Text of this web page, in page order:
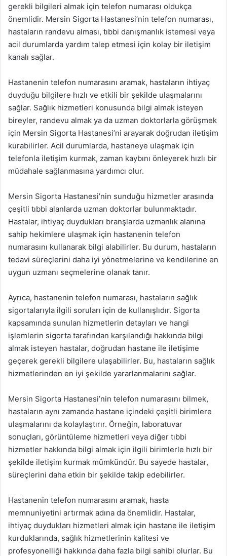
gerekli bilgileri almak için telefon numarası oldukça
önemlidir. Mersin Sigorta Hastanesi’nin telefon numarası,
hastaların randevu alması, tıbbi danışmanlık istemesi veya
acil durumlarda yardım talep etmesi için kolay bir iletişim
kanalı sağlar.
Hastanenin telefon numarasını aramak, hastaların ihtiyaç
duyduğu bilgilere hızlı ve etkili bir şekilde ulaşmalarını
sağlar. Sağlık hizmetleri konusunda bilgi almak isteyen
bireyler, randevu almak ya da uzman doktorlarla görüşmek
için Mersin Sigorta Hastanesi’ni arayarak doğrudan iletişim
kurabilirler. Acil durumlarda, hastaneye ulaşmak için
telefonla iletişim kurmak, zaman kaybını önleyerek hızlı bir
müdahale sağlanmasına yardımcı olur.
Mersin Sigorta Hastanesi’nin sunduğu hizmetler arasında
çeşitli tıbbi alanlarda uzman doktorlar bulunmaktadır.
Hastalar, ihtiyaç duydukları branşlarda uzmanlık alanına
sahip hekimlere ulaşmak için hastanenin telefon
numarasını kullanarak bilgi alabilirler. Bu durum, hastaların
tedavi süreçlerini daha iyi yönetmelerine ve kendilerine en
uygun uzmanı seçmelerine olanak tanır.
Ayrıca, hastanenin telefon numarası, hastaların sağlık
sigortalarıyla ilgili soruları için de kullanışlıdır. Sigorta
kapsamında sunulan hizmetlerin detayları ve hangi
işlemlerin sigorta tarafından karşılandığı hakkında bilgi
almak isteyen hastalar, doğrudan hastane ile iletişime
geçerek gerekli bilgilere ulaşabilirler. Bu, hastaların sağlık
hizmetlerinden en iyi şekilde yararlanmalarını sağlar.
Mersin Sigorta Hastanesi’nin telefon numarasını bilmek,
hastaların aynı zamanda hastane içindeki çeşitli birimlere
ulaşmalarını da kolaylaştırır. Örneğin, laboratuvar
sonuçları, görüntüleme hizmetleri veya diğer tıbbi
hizmetler hakkında bilgi almak için ilgili birimlerle hızlı bir
şekilde iletişim kurmak mümkündür. Bu sayede hastalar,
süreçlerini daha etkin bir şekilde takip edebilirler.
Hastanenin telefon numarasını aramak, hasta
memnuniyetini artırmak adına da önemlidir. Hastalar,
ihtiyaç duydukları hizmetleri almak için hastane ile iletişim
kurduklarında, sağlık hizmetlerinin kalitesi ve
profesyonelliği hakkında daha fazla bilgi sahibi olurlar. Bu